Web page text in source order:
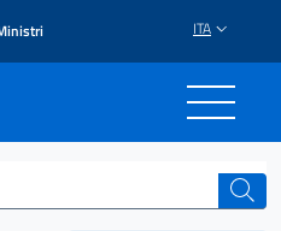
ITA
portale cerca